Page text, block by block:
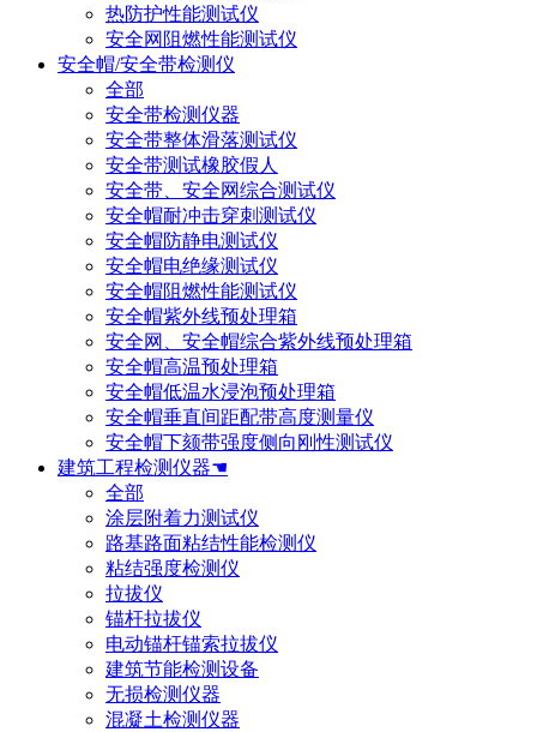
热防护性能测试仪
安全网阻燃性能测试仪
安全帽/安全带检测仪
全部
安全带检测仪器
安全带整体滑落测试仪
安全带测试橡胶假人
安全带、安全网综合测试仪
安全帽耐冲击穿刺测试仪
安全帽防静电测试仪
安全帽电绝缘测试仪
安全帽阻燃性能测试仪
安全帽紫外线预处理箱
安全网、安全帽综合紫外线预处理箱
安全帽高温预处理箱
安全帽低温水浸泡预处理箱
安全帽垂直间距配带高度测量仪
安全帽下颏带强度侧向刚性测试仪
建筑工程检测仪器☚
全部
涂层附着力测试仪
路基路面粘结性能检测仪
粘结强度检测仪
拉拔仪
锚杆拉拔仪
电动锚杆锚索拉拔仪
建筑节能检测设备
无损检测仪器
混凝土检测仪器